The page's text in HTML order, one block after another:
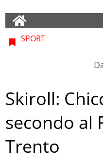
SPORT
Skiroll:
secondo al
Trento